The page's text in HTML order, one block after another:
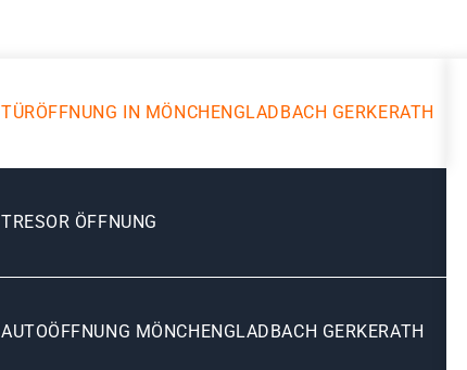
TÜRÖFFNUNG IN MÖNCHENGLADBACH GERKERATH
TRESOR ÖFFNUNG
AUTOÖFFNUNG MÖNCHENGLADBACH GERKERATH